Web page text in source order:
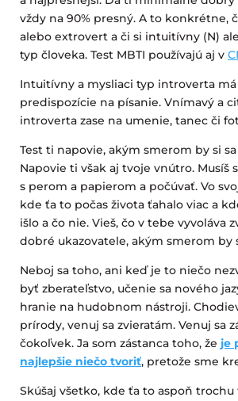
vždy na 90% presný. A to konkrétne,
alebo extrovert a či si intuitívny (N)
typ človeka. Test MBTI používajú aj v
Intuitívny a mysliaci typ introverta
predispozície na písanie. Vnímavý a
introverta zase na umenie, tanec či
Test ti napovie, akým smerom by si
Napovie ti však aj tvoje vnútro. Musíš
s perom a papierom a počúvať. Vo
kde ťa to počas života ťahalo viac a
išlo a čo nie. Vieš, čo v tebe vyvoláva
dobré ukazovatele, akým smerom by
Neboj sa toho, ani keď je to niečo
byť zberateľstvo, učenie sa nového
hranie na hudobnom nástroji.
prírody, venuj sa zvieratám. Venuj sa
čokoľvek. Ja som zástanca toho, že je
najlepšie niečo tvoriť, pretože sme
Skúšaj všetko, kde ťa to aspoň trochu